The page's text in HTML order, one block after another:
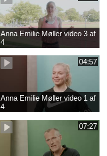
Anna Emilie Møller video 3 af
4
04:57
Anna Emilie Møller video 1 af
4
07:27